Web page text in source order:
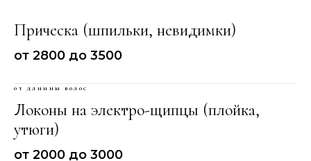
Прическа (шпильки, невидимки)
от 2800 до 3500
от длинны волос
Локоны на электро-щипцы (плойка,
утюги)
от 2000 до 3000